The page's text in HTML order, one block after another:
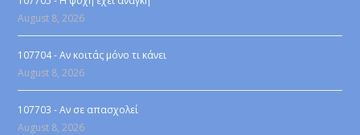
August 8, 2026
107704 - Αν κοιτάς μόνο τι κάνει
August 8, 2026
107703 - Αν σε απασχολεί
August 8, 2026